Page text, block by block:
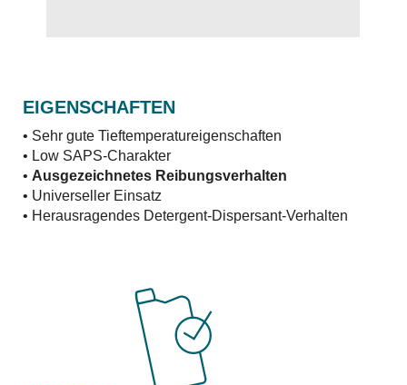
EIGENSCHAFTEN
• Sehr gute Tieftemperatureigenschaften
• Low SAPS-Charakter
• Ausgezeichnetes Reibungsverhalten
• Universeller Einsatz
• Herausragendes Detergent-Dispersant-Verhalten